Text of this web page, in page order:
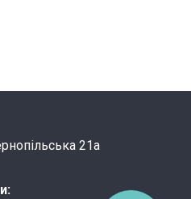
21а